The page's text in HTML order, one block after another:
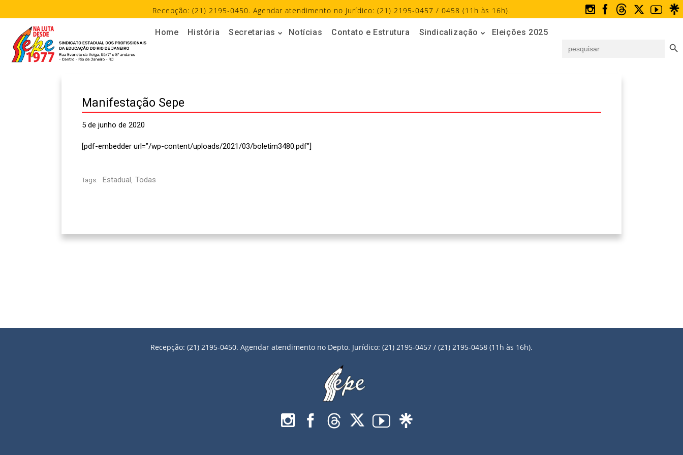
Recepção: (21) 2195-0450. Agendar atendimento no Jurídico: (21) 2195-0457 / 0458 (11h às 16h).
Home História Secretarias Notícias Contato e Estrutura Sindicalização
Eleições 2025
for:
Manifestação Sepe
5 de junho de 2020
[pdf-embedder url=”/wp-content/uploads/2021/03/boletim3480.pdf”]
Tags: Estadual, Todas
Recepção: (21) 2195-0450. Agendar atendimento no Depto. Jurídico: (21) 2195-0457 / (21) 2195-0458 (11h às 16h).